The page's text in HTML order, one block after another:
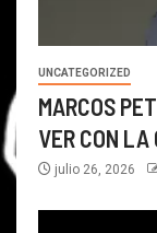
UNCATEGORIZED
MARCOS
VER CON
julio 26, 2026